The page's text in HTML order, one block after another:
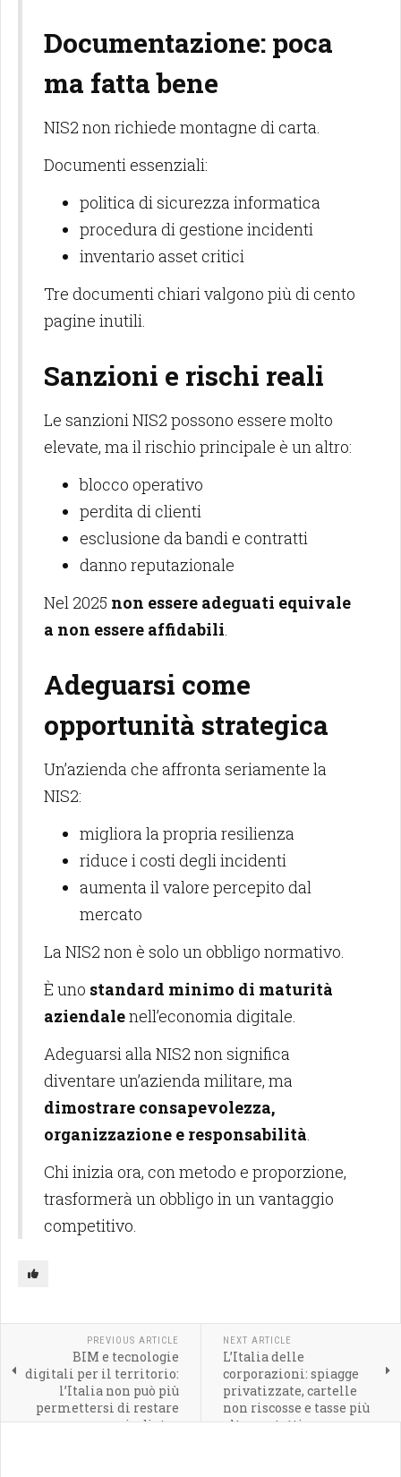
Documentazione: poca
ma fatta bene
NIS2 non richiede montagne di carta.
Documenti essenziali:
politica di sicurezza informatica
procedura di gestione incidenti
inventario asset critici
Tre documenti chiari valgono più di cento
pagine inutili.
Sanzioni e rischi reali
Le sanzioni NIS2 possono essere molto
elevate, ma il rischio principale è un altro:
blocco operativo
perdita di clienti
esclusione da bandi e contratti
danno reputazionale
Nel 2025 non essere adeguati equivale
a non essere affidabili
Adeguarsi come
opportunità strategica
Un’azienda che affronta seriamente la
NIS2:
migliora la propria resilienza
riduce i costi degli incidenti
aumenta il valore percepito dal
mercato
La NIS2 non è solo un obbligo normativo.
È uno standard minimo di maturità
aziendalenell’economia digitale.
Adeguarsi alla NIS2 non significa
diventare un’azienda militare, ma
dimostrare consapevolezza,
organizzazione e responsabilità
Chi inizia ora, con metodo e proporzione,
trasformerà un obbligo in un vantaggio
competitivo.
PREVIOUS ARTICLE
BIM e tecnologie
digitali per il territorio:
l’Italia non può più
permettersi di restare
indietro
NEXT ARTICLE
L’Italia delle
corporazioni: spiagge
privatizzate, cartelle
non riscosse e tasse più
alte per tutti